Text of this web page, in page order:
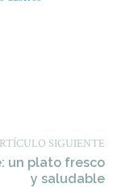
SIGUIENTE
un plato fresco
y saludable